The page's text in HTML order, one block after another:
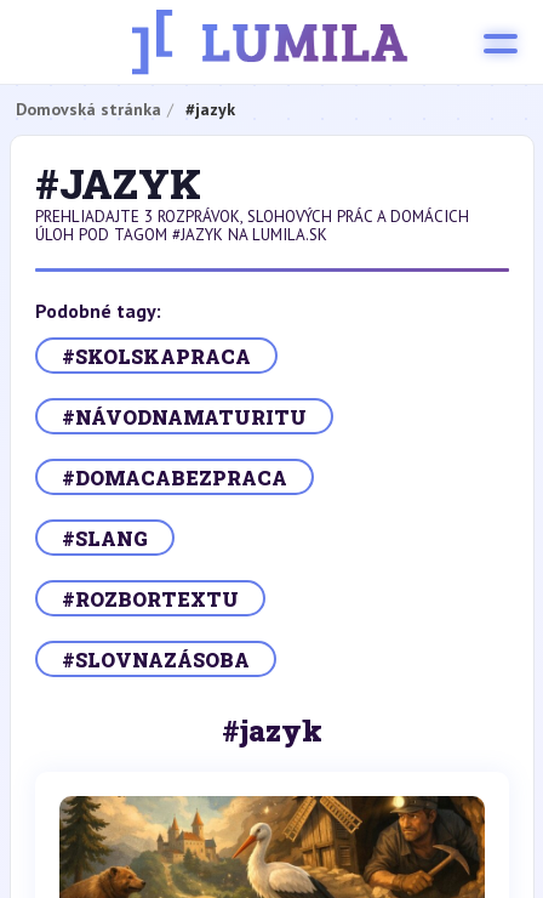
Domovská stránka #jazyk
#JAZYK
PREHLIADAJTE 3 ROZPRÁVOK, SLOHOVÝCH PRÁC A DOMÁCICH
ÚLOH POD TAGOM #JAZYK NA LUMILA.SK
Podobné tagy:
#SKOLSKAPRACA
#NÁVODNAMATURITU
#DOMACABEZPRACA
#SLANG
#ROZBORTEXTU
#SLOVNAZÁSOBA
#jazyk